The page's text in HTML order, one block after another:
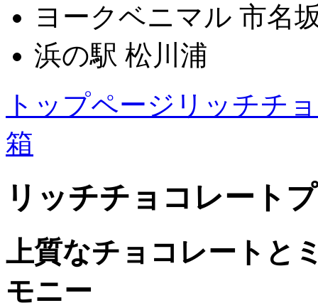
ヨークベニマル 市名
浜の駅 松川浦
トップページ リッチチ
箱
リッチチョコレート
上質なチョコレートと
モニー